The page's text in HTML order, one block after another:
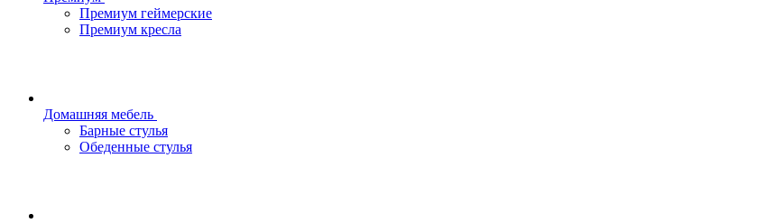
Премиум геймерские
Премиум кресла
Домашняя мебель
Барные стулья
Обеденные стулья